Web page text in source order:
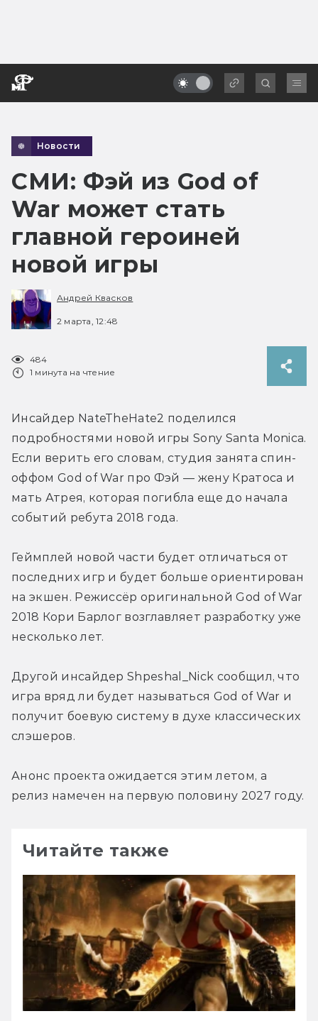
Новости
СМИ: Фэй из God of
War может стать
главной героиней
новой игры
Андрей Квасков
2 марта, 12:48
484
1 минута на чтение
Инсайдер NateTheHate2 поделился
подробностями новой игры Sony Santa Monica.
Если верить его словам, студия занята спин-
оффом God of War про Фэй — жену Кратоса и
мать Атрея, которая погибла еще до начала
событий ребута 2018 года.
Геймплей новой части будет отличаться от
последних игр и будет больше ориентирован
на экшен. Режиссёр оригинальной God of War
2018 Кори Барлог возглавляет разработку уже
несколько лет.
Другой инсайдер Shpeshal_Nick сообщил, что
игра вряд ли будет называться God of War и
получит боевую систему в духе классических
слэшеров.
Анонс проекта ожидается этим летом, а
релиз намечен на первую половину 2027 году.
Читайте также